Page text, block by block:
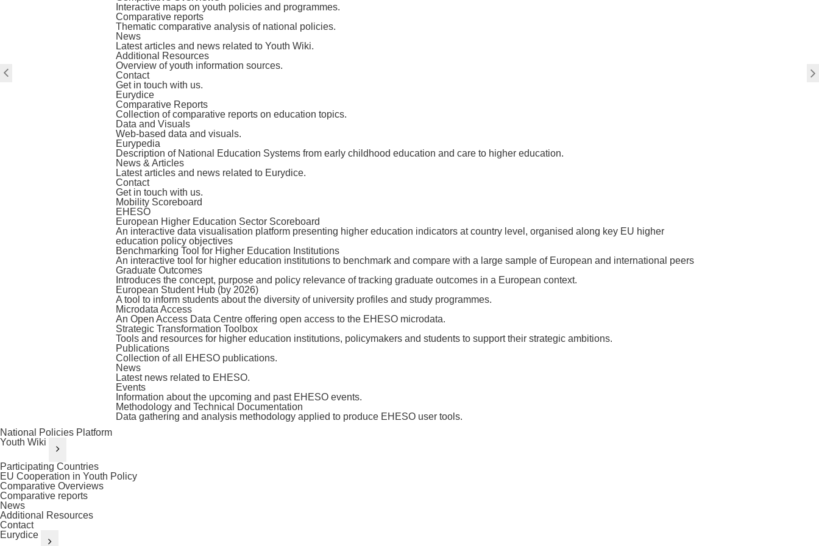
Interactive maps on youth policies and programmes.
Comparative reports
Thematic comparative analysis of national policies.
News
Latest articles and news related to Youth Wiki.
Additional Resources
Overview of youth information sources.
Contact
Get in touch with us.
Eurydice
Comparative Reports
Collection of comparative reports on education topics.
Data and Visuals
Web-based data and visuals.
Eurypedia
Description of National Education Systems from early childhood education and care to higher education.
News & Articles
Latest articles and news related to Eurydice.
Contact
Get in touch with us.
Mobility Scoreboard
EHESO
European Higher Education Sector Scoreboard
An interactive data visualisation platform presenting higher education indicators at country level, organised along key EU higher
education policy objectives
Benchmarking Tool for Higher Education Institutions
An interactive tool for higher education institutions to benchmark and compare with a large sample of European and international peers
Graduate Outcomes
Introduces the concept, purpose and policy relevance of tracking graduate outcomes in a European context.
European Student Hub (by 2026)
A tool to inform students about the diversity of university profiles and study programmes.
Microdata Access
An Open Access Data Centre offering open access to the EHESO microdata.
Strategic Transformation Toolbox
Tools and resources for higher education institutions, policymakers and students to support their strategic ambitions.
Publications
Collection of all EHESO publications.
News
Latest news related to EHESO.
Events
Information about the upcoming and past EHESO events.
Methodology and Technical Documentation
Data gathering and analysis methodology applied to produce EHESO user tools.
National Policies Platform
Youth Wiki
Participating Countries
EU Cooperation in Youth Policy
Comparative Overviews
Comparative reports
News
Additional Resources
Contact
Eurydice